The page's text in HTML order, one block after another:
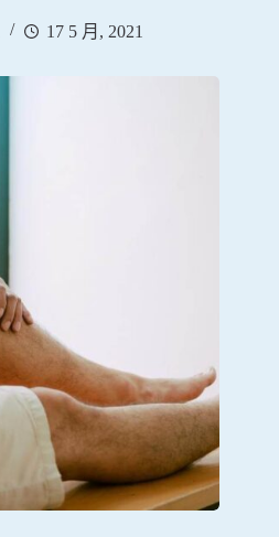
17 5 月, 2021